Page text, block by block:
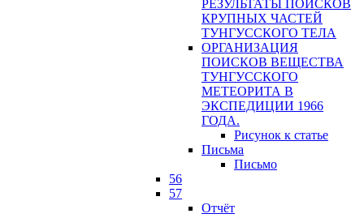
РЕЗУЛЬТАТЫ ПОИСКОВ
КРУПНЫХ ЧАСТЕЙ
ТУНГУССКОГО ТЕЛА
ОРГАНИЗАЦИЯ
ПОИСКОВ ВЕЩЕСТВА
ТУНГУССКОГО
МЕТЕОРИТА В
ЭКСПЕДИЦИИ 1966
ГОДА.
Рисунок к статье
Письма
Письмо
56
57
Отчёт